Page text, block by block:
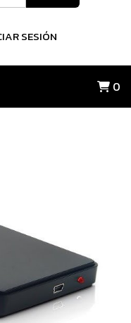
SESIÓN
0